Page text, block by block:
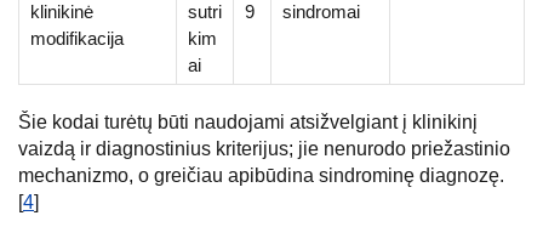
klinikinė
modifikacija
sutri
kim
ai
9
sindromai
Šie kodai turėtų būti naudojami atsižvelgiant į klinikinį
vaizdą ir diagnostinius kriterijus; jie nenurodo priežastinio
mechanizmo, o greičiau apibūdina sindrominę diagnozę.
[4]